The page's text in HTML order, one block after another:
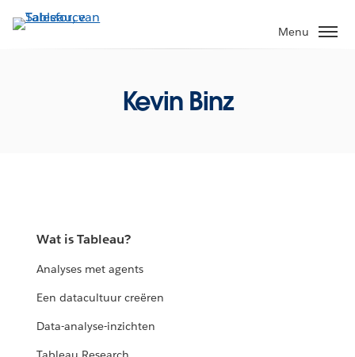
Verder
naar
Menu
Kevin Binz
Wat is Tableau?
Analyses met agents
Een datacultuur creëren
Data-analyse-inzichten